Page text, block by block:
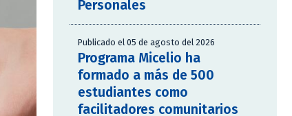
Personales
Publicado el 05 de agosto del 2026
Programa Micelio ha
formado a más de 500
estudiantes como
facilitadores comunitarios